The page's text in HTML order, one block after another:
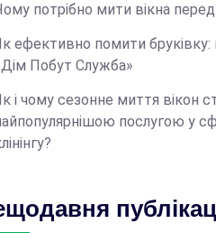
потрібно мити вікна
ефективно помити бруківку:
Побут Служба»
і чому сезонне миття вікон
послугою у